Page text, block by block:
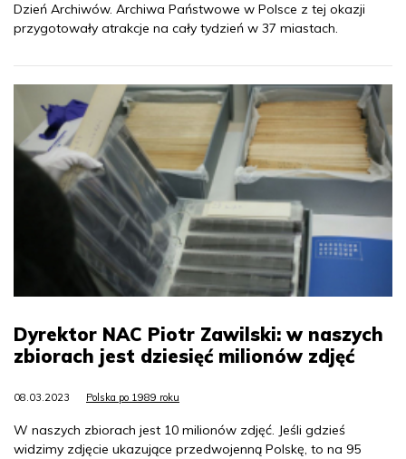
Dzień Archiwów. Archiwa Państwowe w Polsce z tej okazji
przygotowały atrakcje na cały tydzień w 37 miastach.
Dyrektor NAC Piotr Zawilski: w naszych
zbiorach jest dziesięć milionów zdjęć
08.03.2023 Polska po 1989 roku
W naszych zbiorach jest 10 milionów zdjęć. Jeśli gdzieś
widzimy zdjęcie ukazujące przedwojenną Polskę, to na 95